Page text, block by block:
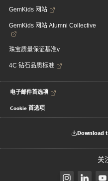
GemKids 网站
GemKids 网站 Alumni Collective
珠宝质量保证基准v
4C 钻石品质标准
电子邮件首选项
Cookie 首选项
Download
关